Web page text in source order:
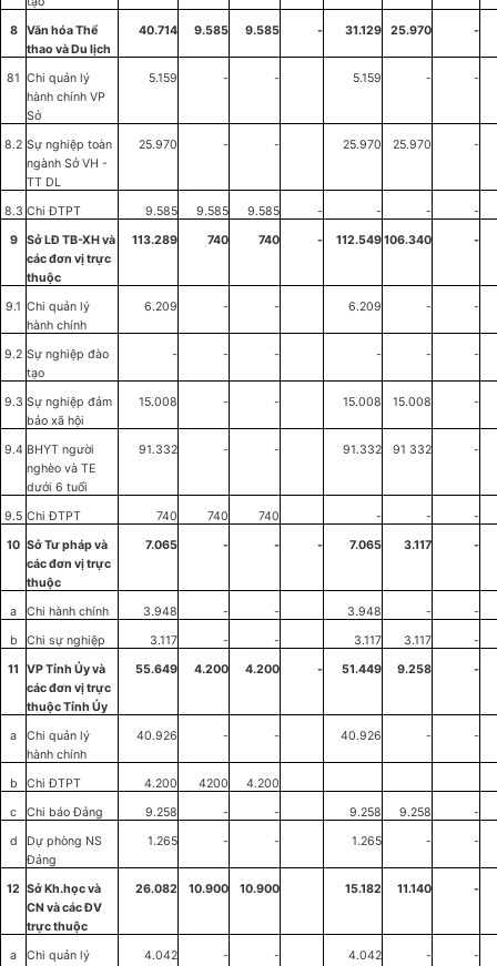
8
Văn hóa Thể
thao và Du lịch
40.714 9.585 9.585 - 31.129 25.970 -
81 Chi quản lý
hành chính VP
Sở
5.159 - - 5.159 - -
8.2 Sự nghiệptoàn
ngành Sở VH -
TT DL
25.970 - - 25.970 25.970 -
8.3 Chi ĐTPT 9.585 9.585 9.585 - - -
-
9
Sở LĐ TB-XH và
các đơn vịtrực
thuộc
113.289 740 740 - 112.549106.340 -
9.1 Chi quản lý
hành chính
6.209 - - 6.209 - -
9.2 Sự nghiệp đào
tạo
- - - - - -
9.3 Sự nghiệp đảm
bảo xã hội
15.008 - - 15.008 15.008 -
9.4 BHYT người
nghèo và TE
dưới 6 tuổi
91.332 - - 91.332 91 332 -
9.5 Chi ĐTPT 740 740 740 - -
-
10 Sở Tưpháp và
các đơn vị trực
thuộc
7.065 - - - 7.065 3.117 -
a Chi hành chính 3.948 - - 3.948 -
-
b
Chi sự nghiệp 3.117 - - 3.117 3.117
-
11
VP TỉnhỦyvà
các đơn vịtrực
thuộc Tỉnh Ủy
55.649 4.200 4.200 - 51.449 9.258 -
a
Chi quản lý
hành chính
40.926 - - 40.926 - -
b Chi ĐTPT 4.200 4200
4.200
c
Chi báo Đảng 9.258 - - 9.258 9.258
-
d
Dự phòng NS
Đảng
1.265 - - 1.265 - -
12 Sở Kh.học và
CN và các ĐV
trực thuộc
26.082 10.900 10.900 15.182 11.140 -
a
Chi quản lý
4.042 - - 4.042 - -